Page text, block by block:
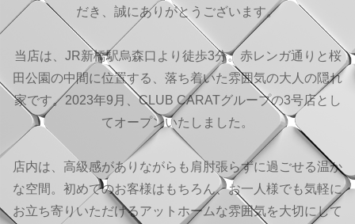
だき、誠にありがとうございます。
当店は、JR新橋駅烏森口より徒歩3分。赤レンガ通りと桜
田公園の中間に位置する、落ち着いた雰囲気の大人の隠れ
家です。2023年9月、CLUB CARATグループの3号店とし
てオープンいたしました。
店内は、高級感がありながらも肩肘張らずに過ごせる温か
な空間。初めてのお客様はもちろん、お一人様でも気軽に
お立ち寄りいただけるアットホームな雰囲気を大切にして